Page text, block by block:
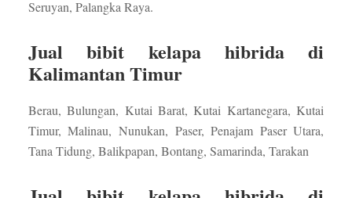
Seruyan, Palangka Raya.
Jual bibit kelapa hibrida di
Kalimantan Timur
Berau, Bulungan, Kutai Barat, Kutai Kartanegara, Kutai
Timur, Malinau, Nunukan, Paser, Penajam Paser Utara,
Tana Tidung, Balikpapan, Bontang, Samarinda, Tarakan